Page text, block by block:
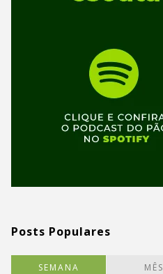
Posts Populares
SEMANA MÊS